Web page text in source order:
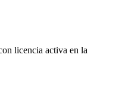
licencia activa en la